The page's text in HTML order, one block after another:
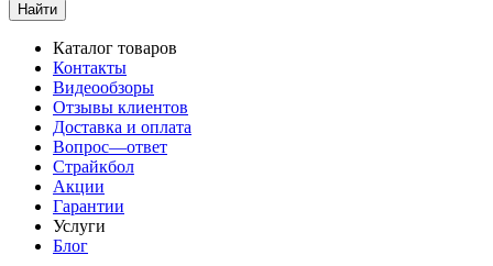
Найти
Каталог товаров
Контакты
Видеообзоры
Отзывы клиентов
Доставка и оплата
Вопрос—ответ
Страйкбол
Акции
Гарантии
Услуги
Блог